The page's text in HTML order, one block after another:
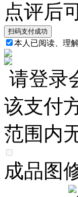
点评后
本人已阅读、理
请登录
该支付
范围内
成品图